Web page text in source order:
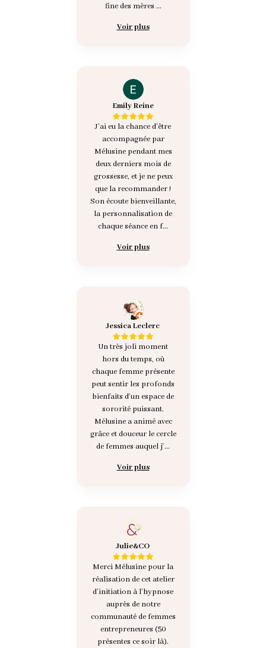
fine des mères ...
Voir plus
Emily Reine
J’ai eu la chance d’être
accompagnée par
Mélusine pendant mes
deux derniers mois de
grossesse, et je ne peux
que la recommander !
Son écoute bienveillante,
la personnalisation de
chaque séance en f...
Voir plus
Jessica Leclerc
Un très joli moment
hors du temps, où
chaque femme présente
peut sentir les profonds
bienfaits d'un espace de
sororité puissant.
Mélusine a animé avec
grâce et douceur le cercle
de femmes auquel j'...
Voir plus
Julie&CO
Merci Mélusine pour la
réalisation de cet atelier
d’initiation à l’hypnose
auprès de notre
communauté de femmes
entrepreneures (50
présentes ce soir là).